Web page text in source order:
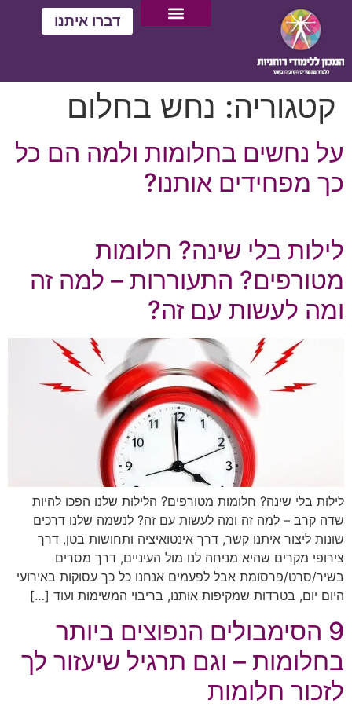
דברו איתנו
קטגוריה: נחש בחלום
על נחשים בחלומות ולמה הם כל
כך מפחידים אותנו?
לילות בלי שינה? חלומות
מטורפים? התעוררות – למה זה
ומה לעשות עם זה?
לילות בלי שינה? חלומות מטורפים? הלילות שלנו הפכו להיות
שדה קרב – למה זה ומה לעשות עם זה? לנשמה שלנו דרכים
שונות ליצור איתנו קשר, דרך אינטואיציה ותחושות בטן, דרך
צירופי מקרים שהיא מניחה לנו מול העיניים, דרך מסרים
בשיר/סרט/פרסומת אבל לפעמים אנחנו כל כך עסוקות באירועי
היום יום, בטרדות שמקיפות אותנו, בריבוי המשימות ועוד […]
9 הסימבולים הנפוצים ביותר
בחלומות – וגם תרגיל שיעזור לך
לזכור חלומות